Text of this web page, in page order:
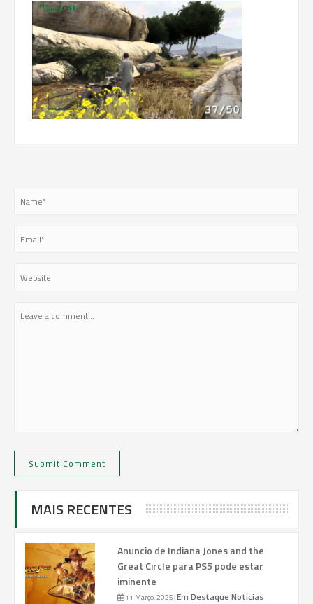
MAIS RECENTES
Anuncio de Indiana Jones and the
Great Circle para PS5 pode estar
iminente
11 Março, 2025|Em Destaque Noticias